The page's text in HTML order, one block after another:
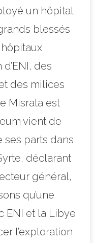
un hôpital
blessés
des
des milices
Misrata est
vient de
ses parts dans
déclarant
général,
qu’une
ENI et la Libye
l’exploration